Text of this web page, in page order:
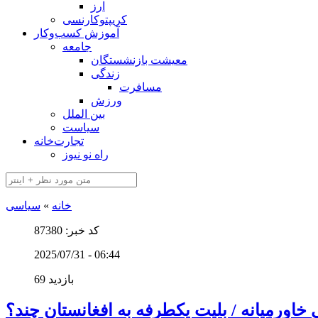
ارز
کریپتوکارنسی
آموزش کسب‌وکار
جامعه
معیشت بازنشستگان
زندگی
مسافرت
ورزش
بین الملل
سیاست
تجارت‌خانه
راه نو نیوز
خانه » سیاسی
کد خبر: 87380
2025/07/31 - 06:44
69 بازدید
/ بلیت یکطرفه به افغانستان چند؟